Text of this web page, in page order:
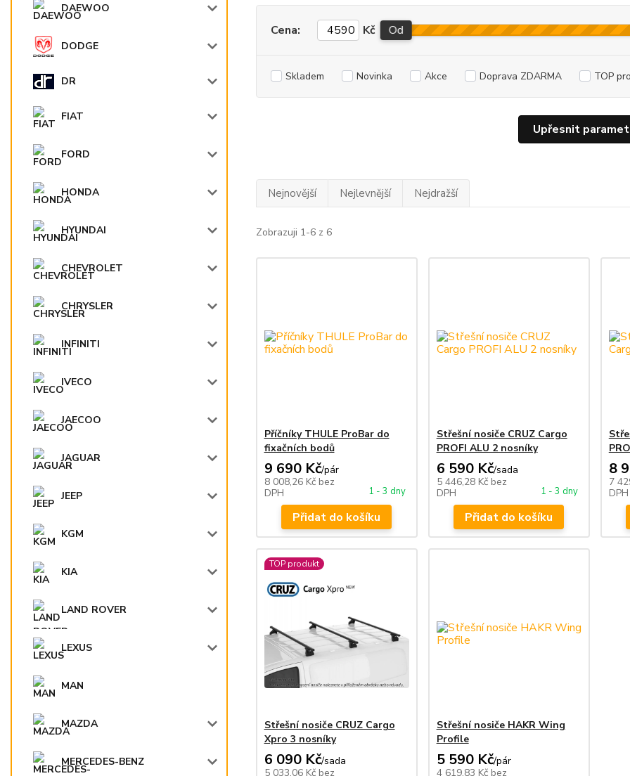
DAEWOO
DODGE
DR
FIAT
FORD
HONDA
HYUNDAI
CHEVROLET
CHRYSLER
INFINITI
IVECO
JAECOO
JAGUAR
JEEP
KGM
KIA
LAND ROVER
LEXUS
MAN
MAZDA
MERCEDES-BENZ
Upřesnit
Cena: Kč Od
Skladem Novinka Akce Doprava ZDARMA TOP
Nejnovější Nejlevnější Nejdražší
Zobrazuji 1-6 z 6
Příčníky THULE ProBar do
fixačních bodů
9 690 Kč/pár
8 008,26 Kč bez
DPH
1 - 3 dny
Přidat do košíku
Střešní nosiče CRUZ Cargo
PROFI ALU 2 nosníky
6 590 Kč/sada
5 446,28 Kč bez
DPH
1 - 3 dny
Přidat do košíku
8
7
DPH
TOP produkt
Střešní nosiče CRUZ Cargo
Xpro 3 nosníky
6 090 Kč/sada
5 033,06 Kč bez
Střešní nosiče HAKR Wing
Profile
5 590 Kč/pár
4 619,83 Kč bez